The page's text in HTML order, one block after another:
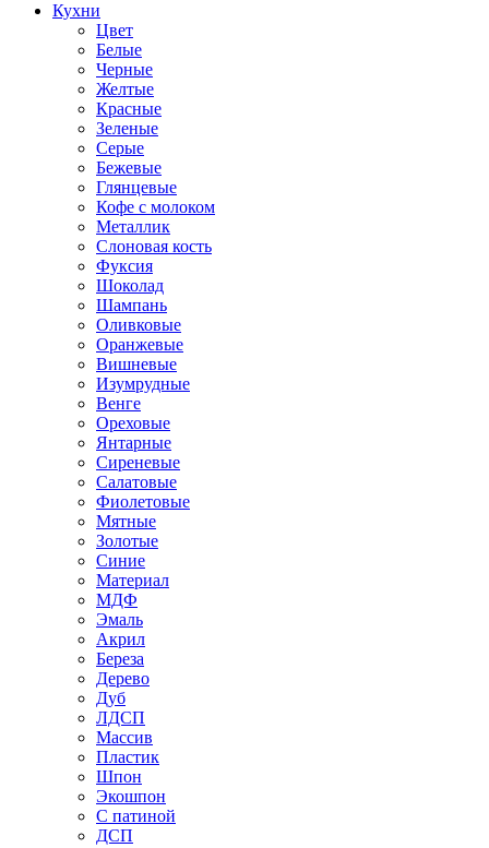
Кухни
Цвет
Белые
Черные
Желтые
Красные
Зеленые
Серые
Бежевые
Глянцевые
Кофе с молоком
Металлик
Слоновая кость
Фуксия
Шоколад
Шампань
Оливковые
Оранжевые
Вишневые
Изумрудные
Венге
Ореховые
Янтарные
Сиреневые
Салатовые
Фиолетовые
Мятные
Золотые
Синие
Материал
МДФ
Эмаль
Акрил
Береза
Дерево
Дуб
ЛДСП
Массив
Пластик
Шпон
Экошпон
С патиной
ДСП